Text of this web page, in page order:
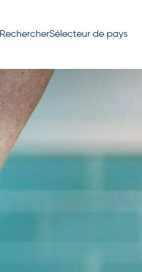
RechercherSélecteur de pays